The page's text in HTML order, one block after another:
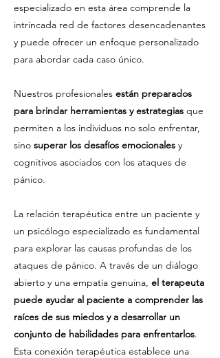
especializado en esta área comprende la
intrincada red de factores desencadenantes
y puede ofrecer un enfoque personalizado
para abordar cada caso único.
Nuestros profesionales están preparados
para brindar herramientas y estrategias que
permiten a los individuos no solo enfrentar,
sino superar los desafíos emocionales y
cognitivos asociados con los ataques de
pánico.
La relación terapéutica entre un paciente y
un psicólogo especializado es fundamental
para explorar las causas profundas de los
ataques de pánico. A través de un diálogo
abierto y una empatía genuina, el terapeuta
puede ayudar al paciente a comprender las
raíces de sus miedos y a desarrollar un
conjunto de habilidades para enfrentarlos.
Esta conexión terapéutica establece una